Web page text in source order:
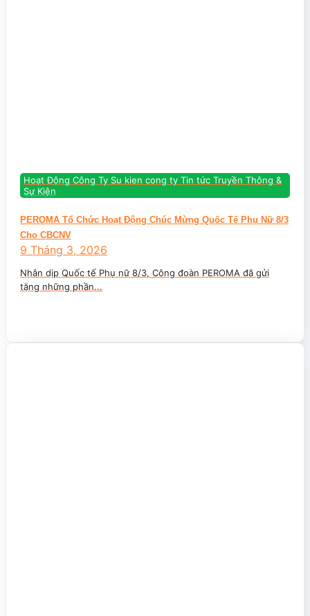
Hoạt Động Công Ty Su kien cong ty Tin tức Truyền Thông &
Sự Kiện
PEROMA Tổ Chức Hoạt Động Chúc Mừng Quốc Tế Phụ Nữ 8/3
Cho CBCNV
9 Tháng 3, 2026
Nhân dịp Quốc tế Phụ nữ 8/3, Công đoàn PEROMA đã gửi
tặng những phần...